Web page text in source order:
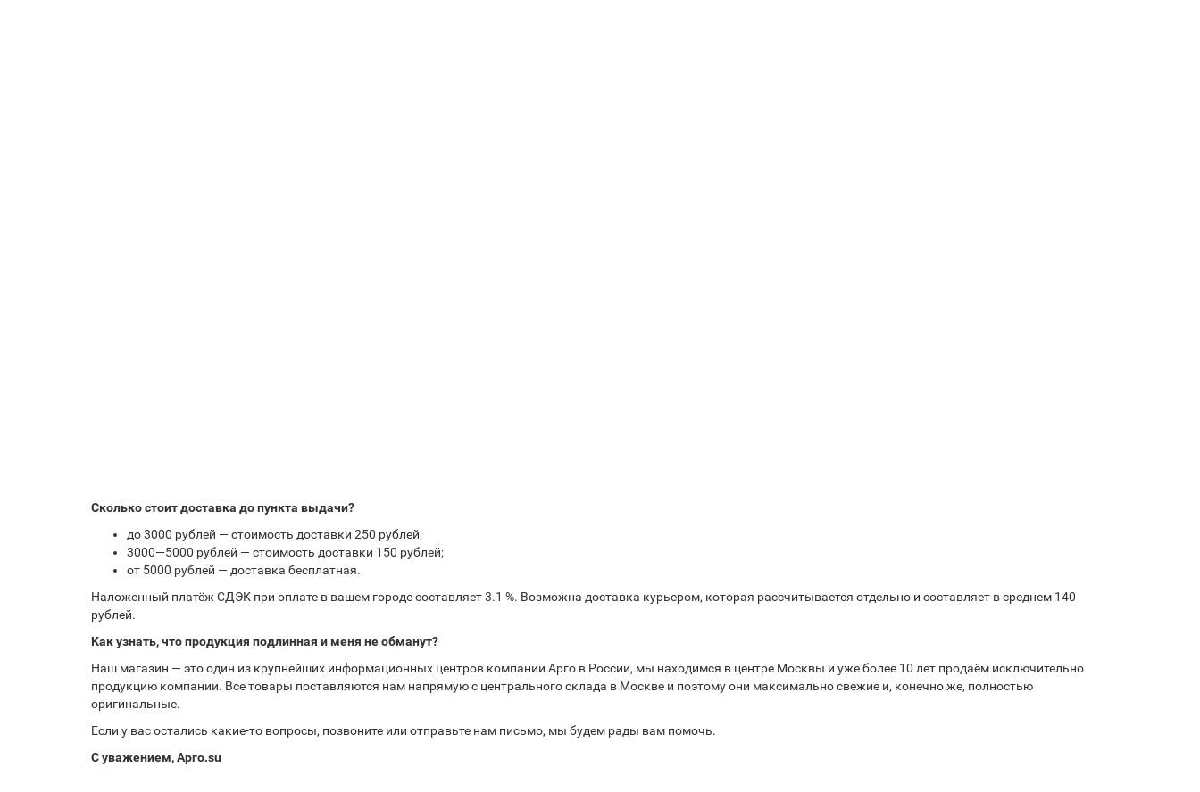
Сколько стоит доставка до пункта выдачи?
до 3000 рублей — стоимость доставки 250 рублей;
3000—5000 рублей — стоимость доставки 150 рублей;
от 5000 рублей — доставка бесплатная.
Наложенный платёж СДЭК при оплате в вашем городе составляет 3.1 %. Возможна доставка курьером, которая рассчитывается отдельно и составляет в среднем 140
рублей.
Как узнать, что продукция подлинная и меня не обманут?
Наш магазин — это один из крупнейших информационных центров компании Арго в России, мы находимся в центре Москвы и уже более 10 лет продаём исключительно
продукцию компании. Все товары поставляются нам напрямую с центрального склада в Москве и поэтому они максимально свежие и, конечно же, полностью
оригинальные.
Если у вас остались какие-то вопросы, позвоните или отправьте нам письмо, мы будем рады вам помочь.
С уважением, Арго.su